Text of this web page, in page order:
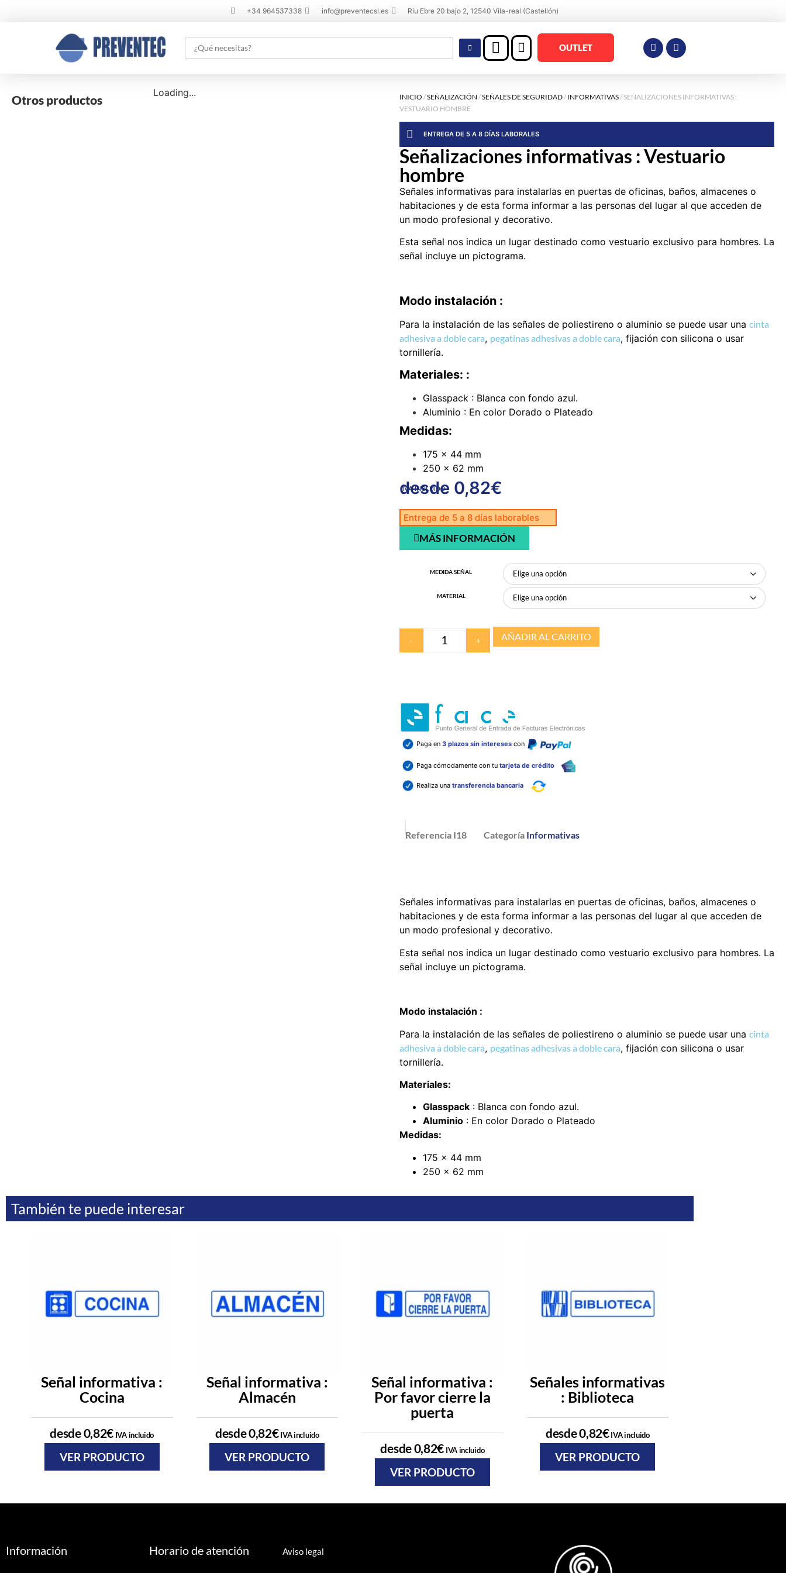
+34 964537338 info@preventecsl.es Riu Ebre 20 bajo 2, 12540 Vila-real (Castellón)
OUTLET
Otros productos Loading... INICIO /SEÑALIZACIÓN /SEÑALES DE SEGURIDAD/INFORMATIVAS/ SEÑALIZACIONES INFORMATIVAS :
VESTUARIO HOMBRE
ENTREGA DE 5 A 8 DÍAS LABORALES
Señalizaciones informativas : Vestuario
hombre
Señales informativas para instalarlas en puertas de oficinas, baños, almacenes o
habitaciones y de esta forma informar a las personas del lugar al que acceden de
un modo profesional y decorativo.
Esta señal nos indica un lugar destinado como vestuario exclusivo para hombres. La
señal incluye un pictograma.
Modo instalación :
Para la instalación de las señales de poliestireno o aluminio se puede usar una cinta
adhesiva a doble cara, pegatinas adhesivas a doble cara, fijación con silicona o usar
tornillería.
Materiales: :
Glasspack : Blanca con fondo azul.
Aluminio : En color Dorado o Plateado
Medidas:
175 x 44 mm
250 x 62 mm
desde 0,82€
IVA INCLUIDO
Entrega de 5 a 8 días laborables
MÁS INFORMACIÓN
MEDIDA SEÑAL
MATERIAL
- + AÑADIR AL CARRITO
Paga en 3 plazos sin intereses con
Paga cómodamente con tu tarjeta de crédito
Realiza una transferencia bancaria
Referencia I18 Categoría Informativas
Señales informativas para instalarlas en puertas de oficinas, baños, almacenes o
habitaciones y de esta forma informar a las personas del lugar al que acceden de
un modo profesional y decorativo.
Esta señal nos indica un lugar destinado como vestuario exclusivo para hombres. La
señal incluye un pictograma.
Modo instalación :
Para la instalación de las señales de poliestireno o aluminio se puede usar una cinta
adhesiva a doble cara, pegatinas adhesivas a doble cara, fijación con silicona o usar
tornillería.
Materiales:
Glasspack: Blanca con fondo azul.
Aluminio: En color Dorado o Plateado
Medidas:
175 x 44 mm
250 x 62 mm
También te puede interesar
Señal informativa :
Cocina
desde0,82€ IVA incluido
VER PRODUCTO
Señal informativa :
Almacén
desde0,82€IVA incluido
VER PRODUCTO
Señal informativa :
Por favor cierre la
puerta
desde0,82€ IVA incluido
VER PRODUCTO
Señales informativas
: Biblioteca
desde0,82€IVA incluido
VER PRODUCTO
Información Horario de atención Aviso legal